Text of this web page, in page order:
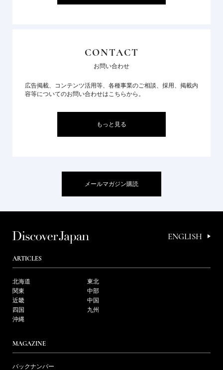
CONTACT
お問い合わせ
広告掲載、コンテンツ活用等、各種事業のご相談、採用、掲載内
容等についてのお問い合わせはこちらから。
もっと見る
メールマガジン購読
ENGLISH
ARTICLES
北海道
東北
関東
中部
近畿
中国
四国
九州
沖縄
MAGAZINE
バックナンバー